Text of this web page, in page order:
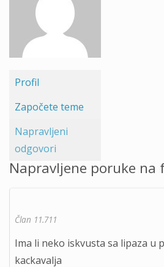
Profil
Započete teme
Napravljeni
odgovori
Napravljene poruke na
Član 11.711
Ima li neko iskvusta sa lipaza u
kackavalja